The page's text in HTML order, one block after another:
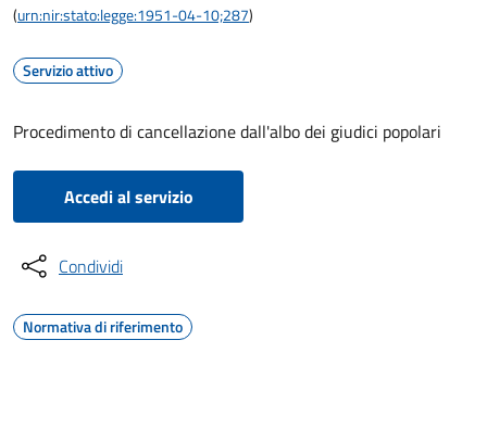
(urn:nir:stato:legge:1951-04-10;287)
Servizio attivo
Procedimento di cancellazione dall'albo dei giudici popolari
Accedi al servizio
Condividi
Normativa di riferimento